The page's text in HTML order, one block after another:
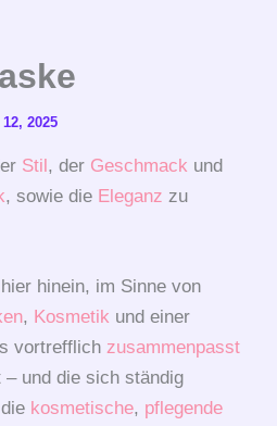
2025
Stil, der Geschmack und
, sowie die Eleganz zu
hinein, im Sinne von
, Kosmetik und einer
vortrefflich zusammenpasst
– und die sich ständig
kosmetische, pflegende